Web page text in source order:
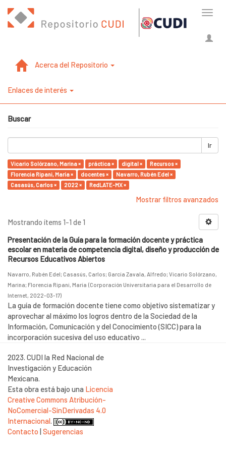
Acerca del Repositorio
Enlaces de interés
Buscar
Ir
Vicario Solórzano, Marina × práctica × digital ×
Recursos ×
Florencia Ripani, María ×
docentes ×
Navarro, Rubén Edel ×
Casasús, Carlos ×
2022 × RedLATE-MX ×
Mostrar filtros avanzados
Mostrando ítems 1-1 de 1
Presentación de la Guía para la formación docente y práctica
escolar en materia de competencia digital, diseño y producción de
Recursos Educativos Abiertos
Navarro, Rubén Edel; Casasús, Carlos; García Zavala, Alfredo; Vicario Solórzano,
Marina; Florencia Ripani, María (Corporación Universitaria para el Desarrollo de
Internet, 2022-03-17)
La guía de formación docente tiene como objetivo sistematizar y
aprovechar al máximo los logros dentro de la Sociedad de la
Información, Comunicación y del Conocimiento (SICC) para la
incorporación sucesiva del uso educativo ...
2023. CUDI la Red Nacional de
Investigación y Educación
Mexicana.
Esta obra está bajo una Licencia
Creative Commons Atribución-
NoComercial-SinDerivadas 4.0
Internacional.
Contacto |Sugerencias